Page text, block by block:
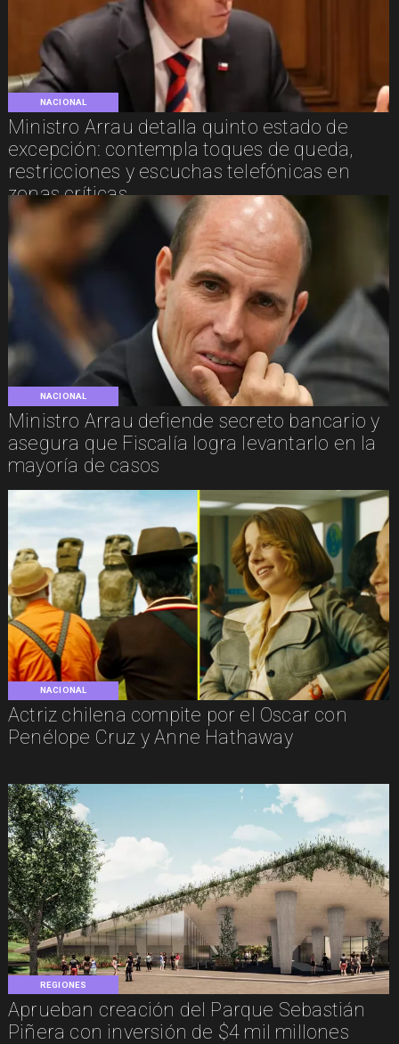
NACIONAL
Ministro Arrau detalla quinto estado de
excepción: contempla toques de queda,
restricciones y escuchas telefónicas en
zonas críticas
NACIONAL
Ministro Arrau defiende secreto bancario y
asegura que Fiscalía logra levantarlo en la
mayoría de casos
NACIONAL
Actriz chilena compite por el Oscar con
Penélope Cruz y Anne Hathaway
REGIONES
Aprueban creación del Parque Sebastián
Piñera con inversión de $4 mil millones